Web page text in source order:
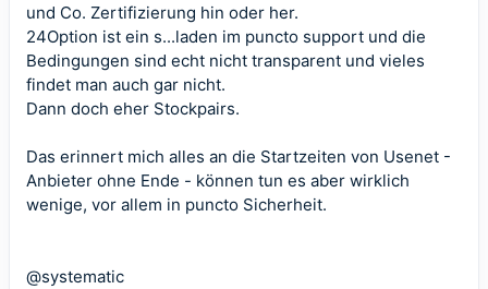
und Co. Zertifizierung hin oder her.
24Option ist ein s...laden im puncto support und die
Bedingungen sind echt nicht transparent und vieles
findet man auch gar nicht.
Dann doch eher Stockpairs.
Das erinnert mich alles an die Startzeiten von Usenet -
Anbieter ohne Ende - können tun es aber wirklich
wenige, vor allem in puncto Sicherheit.
@systematic